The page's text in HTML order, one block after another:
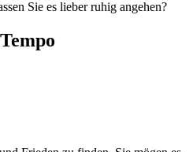
Sie es lieber ruhig angehen?